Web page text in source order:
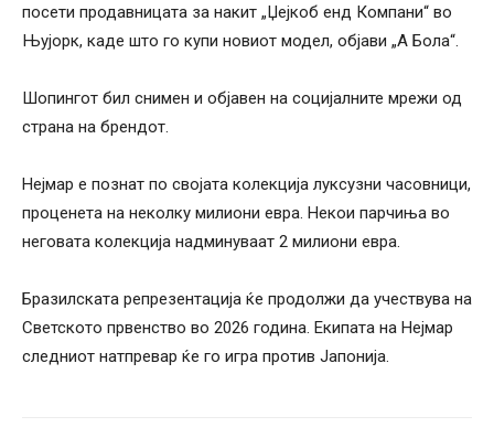
посети продавницата за накит „Џејкоб енд Компани“ во
Њујорк, каде што го купи новиот модел, објави „А Бола“.
Шопингот бил снимен и објавен на социјалните мрежи од
страна на брендот.
Нејмар е познат по својата колекција луксузни часовници,
проценета на неколку милиони евра. Некои парчиња во
неговата колекција надминуваат 2 милиони евра.
Бразилската репрезентација ќе продолжи да учествува на
Светското првенство во 2026 година. Екипата на Нејмар
следниот натпревар ќе го игра против Јапонија.